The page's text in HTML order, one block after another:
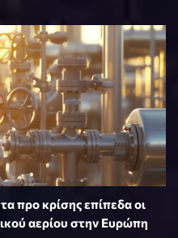
προ κρίσης επίπεδα οι
αερίου στην Ευρώπη